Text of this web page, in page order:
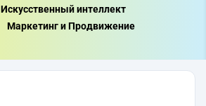
Искусственный интеллект
Маркетинг и Продвижение